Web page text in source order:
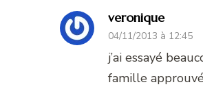
veronique
04/11/2013 à 12:45
j’ai essayé
famille